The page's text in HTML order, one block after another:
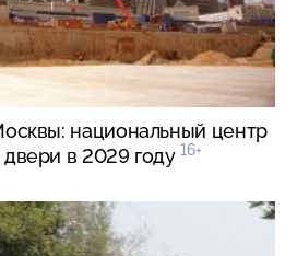
национальный центр
в 2029 году 16+